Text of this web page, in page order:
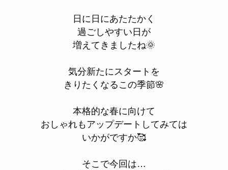
日に日にあたたかく
過ごしやすい日が
増えてきましたね🌞
気分新たにスタートを
きりたくなるこの季節🌸
本格的な春に向けて
おしゃれもアップデートしてみては
いかがですか🥰
そこで今回は…